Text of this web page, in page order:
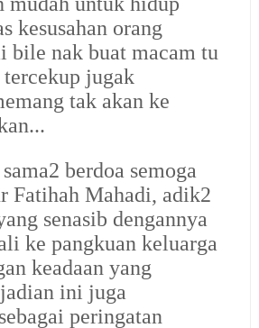
kesusahan orang
bile nak buat macam tu
jugak
tak akan ke
berdoa semoga
Fatihah Mahadi, adik2
senasib dengannya
ke pangkuan keluarga
keadaan yang
ini juga
peringatan